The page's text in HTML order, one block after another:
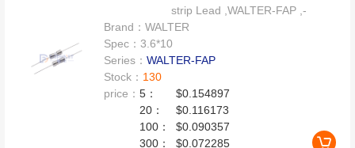
strip Lead ,WALTER-FAP ,-
Brand：WALTER
Spec：3.6*10
Series：WALTER-FAP
Stock： 130
price：5：
$0.154897
20：
$0.116173
100：
$0.090357
300：
$0.072285